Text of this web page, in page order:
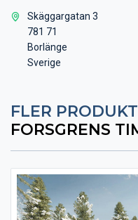
Skäggargatan 3
781 71
Borlänge
Sverige
FLER
FORSGRENS